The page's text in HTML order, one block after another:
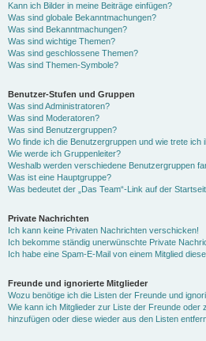
Kann ich Bilder in meine Beiträge einfügen?
Was sind globale Bekanntmachungen?
Was sind Bekanntmachungen?
Was sind wichtige Themen?
Was sind geschlossene Themen?
Was sind Themen-Symbole?
Benutzer-Stufen und Gruppen
Was sind Administratoren?
Was sind Moderatoren?
Was sind Benutzergruppen?
Wo finde ich die Benutzergruppen und wie trete ich
Wie werde ich Gruppenleiter?
Weshalb werden verschiedene Benutzergruppen
Was ist eine Hauptgruppe?
Was bedeutet der „Das Team“-Link auf der
Private Nachrichten
Ich kann keine Privaten Nachrichten verschicken!
Ich bekomme ständig unerwünschte Private
Ich habe eine Spam-E-Mail von einem Mitglied
Freunde und ignorierte Mitglieder
Wozu benötige ich die Listen der Freunde und
Wie kann ich Mitglieder zur Liste der Freunde oder
hinzufügen oder diese wieder aus den Listen